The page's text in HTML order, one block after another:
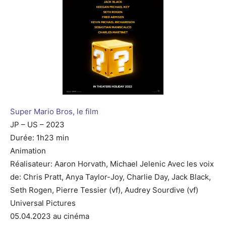
Super Mario Bros, le film
JP – US – 2023
Durée: 1h23 min
Animation
Réalisateur: Aaron Horvath, Michael Jelenic Avec les voix
de: Chris Pratt, Anya Taylor-Joy, Charlie Day, Jack Black,
Seth Rogen, Pierre Tessier (vf), Audrey Sourdive (vf)
Universal Pictures
05.04.2023 au cinéma